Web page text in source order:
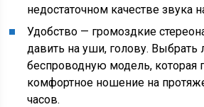
недостаточном качестве звука
Удобство — громоздкие
давить на уши, голову. Выбрать
беспроводную модель, которая
комфортное ношение на
часов.